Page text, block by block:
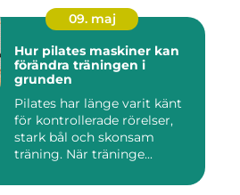
09. maj
Hur pilates maskiner kan
förändra träningen i
grunden
Pilates har länge varit känt
för kontrollerade rörelser,
stark bål och skonsam
träning. När träninge...